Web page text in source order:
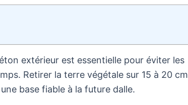
extérieur est essentielle pour éviter les
Retirer la terre végétale sur 15 à 20 cm
base fiable à la future dalle.